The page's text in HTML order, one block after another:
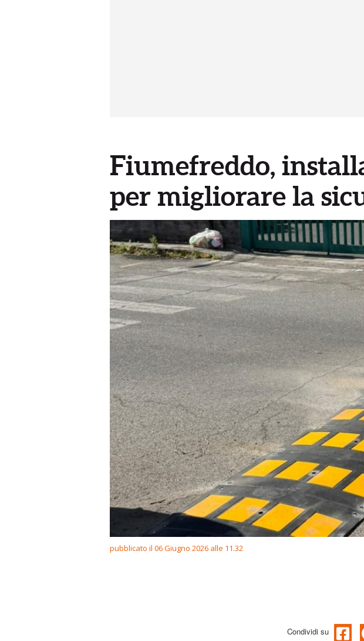
Fiumefreddo,
per migliorare la
pubblicato il 06 Giugno 2026 alle 11.32
Condividi su